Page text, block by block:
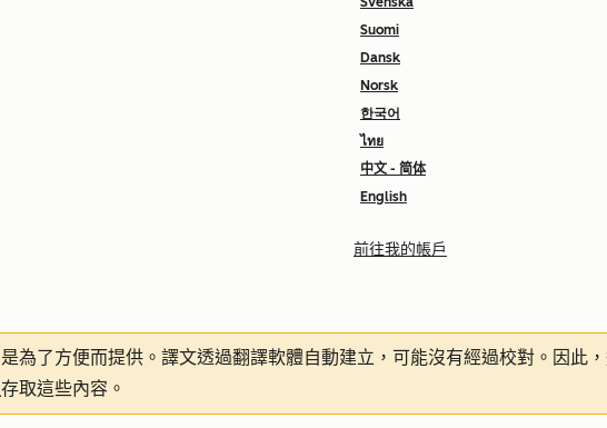
Suomi
Dansk
Norsk
한국어
ไทย
中文 - 简体
English
前往我的帳戶
是為了方便而提供。譯文透過翻譯軟體自動建立，可能沒有經過校對。因此
存取這些內容。